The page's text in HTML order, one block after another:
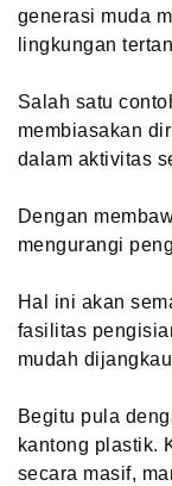
generasi muda
lingkungan
Salah satu
membiasakan
dalam aktivitas
Dengan
mengurangi
Hal ini akan
fasilitas
mudah
Begitu pula
kantong plastik.
secara masif,